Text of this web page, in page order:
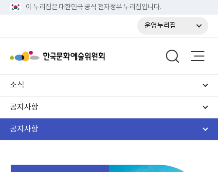
이 누리집은 대한민국 공식 전자정부 누리집입니다.
운영누리집
소식
공지사항
공지사항